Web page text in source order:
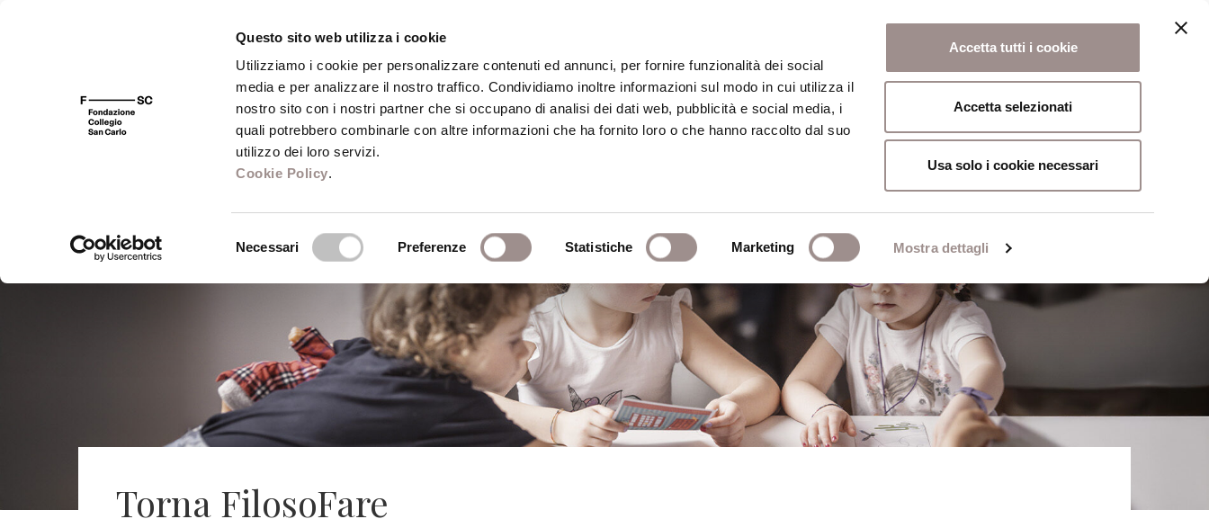
Questo sito web utilizza i cookie
Utilizziamo i cookie per personalizzare contenuti ed annunci, per fornire funzionalità dei social
media e per analizzare il nostro traffico. Condividiamo inoltre informazioni sul modo in cui utilizza il
nostro sito con i nostri partner che si occupano di analisi dei dati web, pubblicità e social media, i
quali potrebbero combinarle con altre informazioni che ha fornito loro o che hanno raccolto dal suo
utilizzo dei loro servizi.
Cookie Policy.
Necessari Preferenze Statistiche Marketing Mostra dettagli
Accetta tutti i cookie
Accetta selezionati
Usa solo i cookie necessari
FSC 400 Fondazione Biblioteca Centro Culturale Centro Studi Religiosi Scuola Alti Studi
Torna FilosoFare